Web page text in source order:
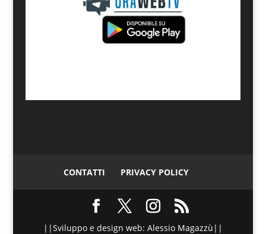
CONTATTI PRIVACY POLICY
||Sviluppo e design web: Alessio Magazzù||